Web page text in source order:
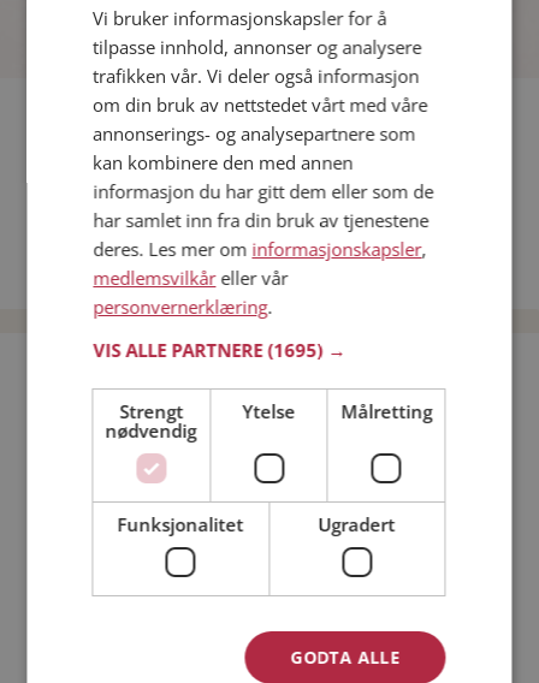
Fler single
Kvinner fra Sandefjord
Date kvinner i Norge
Date menn i Norge
Jeg er en: Mann Kvinne
Min alder:
Vi bruker informasjonskapsler for å
tilpasse innhold, annonser og analysere
trafikken vår. Vi deler også informasjon
om din bruk av nettstedet vårt med våre
annonserings- og analysepartnere som
kan kombinere den med annen
informasjon du har gitt dem eller som de
har samlet inn fra din bruk av tjenestene
deres. Les mer om informasjonskapsler,
medlemsvilkåreller vår
personvernerklæring.
VIS ALLE PARTNERE(1695) →
Strengt
nødvendig
Ytelse Målretting
Funksjonalitet Ugradert
GODTA ALLE